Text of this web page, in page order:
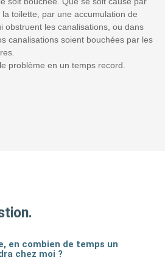
toilette, par une accumulation de
obstruent les canalisations, ou dans
canalisations soient bouchées par les
problème en un temps record.
en combien de temps un
chez moi ?